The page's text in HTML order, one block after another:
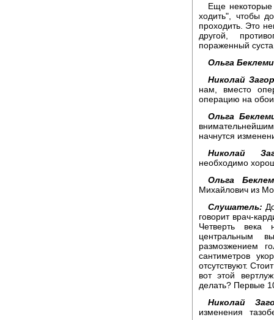
Еще некоторые
ходить", чтобы
проходить. Это
другой,
пораженный
Ольга
Николай
нам, вместо
операцию на
Ольга
начнутся
Николай
необходимо
Ольга
Михайлович из
Слушатель:
говорит врач-
Четверть
центральным
размозжением
сантиметров
отсутствуют.
вот этой
делать? Первые
Николай
изменения